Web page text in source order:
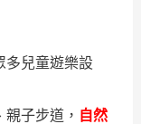
多兒童遊樂設
子步道， 自然